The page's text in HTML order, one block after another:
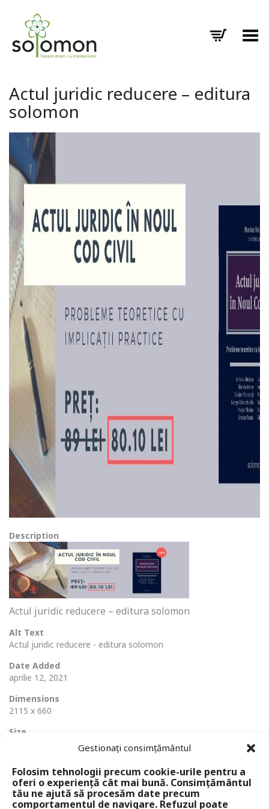
Gestionați consimțământul
Folosim tehnologii precum cookie-urile pentru a
oferi o experiență cât mai bună. Consimțământul
tău ne ajută să procesăm date precum
comportamentul de navigare. Refuzul poate
Toggle Menu
Actul juridic reducere – editura
solomon
Description
Actul juridic reducere – editura solomon
Alt Text
Actul juridic reducere - editura solomon
Date Added
aprilie 12, 2021
Dimensions
2115 x 660
Size